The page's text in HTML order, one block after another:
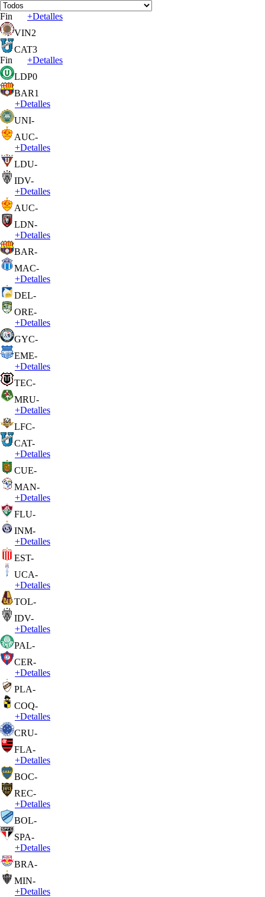
Fin +Detalles
VIN2
CAT3
Fin
+Detalles
LDP0
BAR1
+Detalles
UNI-
AUC-
+Detalles
LDU-
IDV-
+Detalles
AUC-
LDN-
+Detalles
BAR-
MAC-
+Detalles
DEL-
ORE-
+Detalles
GYC-
EME-
+Detalles
TEC-
MRU-
+Detalles
LFC-
CAT-
+Detalles
CUE-
MAN-
+Detalles
FLU-
INM-
+Detalles
EST-
UCA-
+Detalles
TOL-
IDV-
+Detalles
PAL-
CER-
+Detalles
PLA-
COQ-
+Detalles
CRU-
FLA-
+Detalles
BOC-
REC-
+Detalles
BOL-
SPA-
+Detalles
BRA-
MIN-
+Detalles